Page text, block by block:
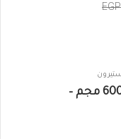
EGP
نوتريكوست تركستيرون 600 مجم –